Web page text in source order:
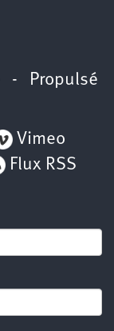
- Propulsé
Vimeo
Flux RSS